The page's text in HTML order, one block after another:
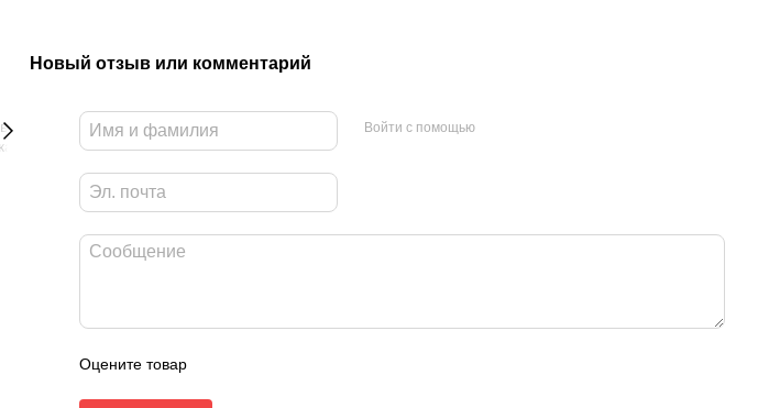
Новый отзыв или комментарий
Войти с помощью
Оцените товар